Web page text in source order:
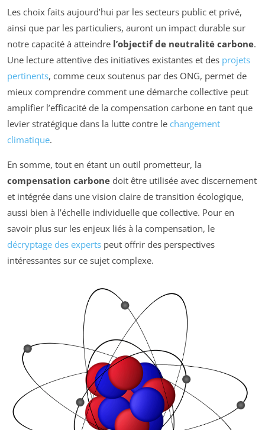
Les choix faits aujourd’hui par les secteurs public et privé,
ainsi que par les particuliers, auront un impact durable sur
notre capacité à atteindre l’objectif de neutralité carbone.
Une lecture attentive des initiatives existantes et des projets
pertinents, comme ceux soutenus par des ONG, permet de
mieux comprendre comment une démarche collective peut
amplifier l’efficacité de la compensation carbone en tant que
levier stratégique dans la lutte contre le changement
climatique.
En somme, tout en étant un outil prometteur, la
compensation carbone doit être utilisée avec discernement
et intégrée dans une vision claire de transition écologique,
aussi bien à l’échelle individuelle que collective. Pour en
savoir plus sur les enjeux liés à la compensation, le
décryptage des experts peut offrir des perspectives
intéressantes sur ce sujet complexe.